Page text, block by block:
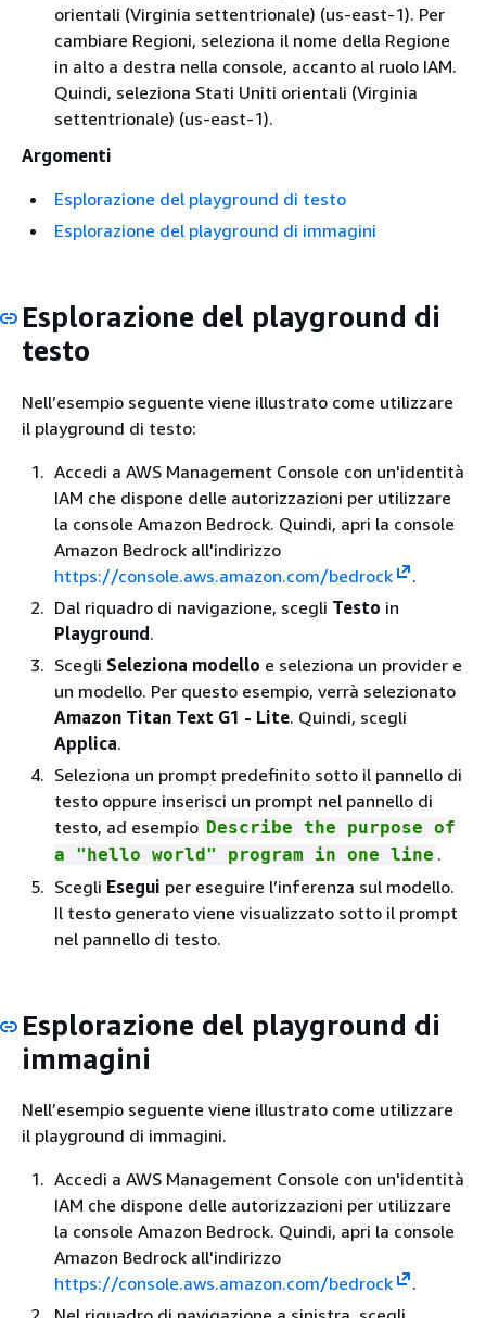
orientali (Virginia settentrionale) (us-east-1). Per
cambiare Regioni, seleziona il nome della Regione
in alto a destra nella console, accanto al ruolo IAM.
Quindi, seleziona Stati Uniti orientali (Virginia
settentrionale) (us-east-1).
Argomenti
Esplorazione del playground di testo
Esplorazione del playground di immagini
Esplorazione del playground di
testo
Nell’esempio seguente viene illustrato come utilizzare
il playground di testo:
Accedi a AWS Management Console con un'identità
IAM che dispone delle autorizzazioni per utilizzare
la console Amazon Bedrock. Quindi, apri la console
Amazon Bedrock all'indirizzo
https://console.aws.amazon.com/bedrock
.
Dal riquadro di navigazione, scegli Testo in
Playground.
Scegli Seleziona modello e seleziona un provider e
un modello. Per questo esempio, verrà selezionato
Amazon Titan Text G1 - Lite. Quindi, scegli
Applica.
Seleziona un prompt predefinito sotto il pannello di
testo oppure inserisci un prompt nel pannello di
testo, ad esempio Describe the purpose of
a "hello world" program in one line .
Scegli Esegui per eseguire l’inferenza sul modello.
Il testo generato viene visualizzato sotto il prompt
nel pannello di testo.
Esplorazione del playground di
immagini
Nell’esempio seguente viene illustrato come utilizzare
il playground di immagini.
Accedi a AWS Management Console con un'identità
IAM che dispone delle autorizzazioni per utilizzare
la console Amazon Bedrock. Quindi, apri la console
Amazon Bedrock all'indirizzo
https://console.aws.amazon.com/bedrock
.